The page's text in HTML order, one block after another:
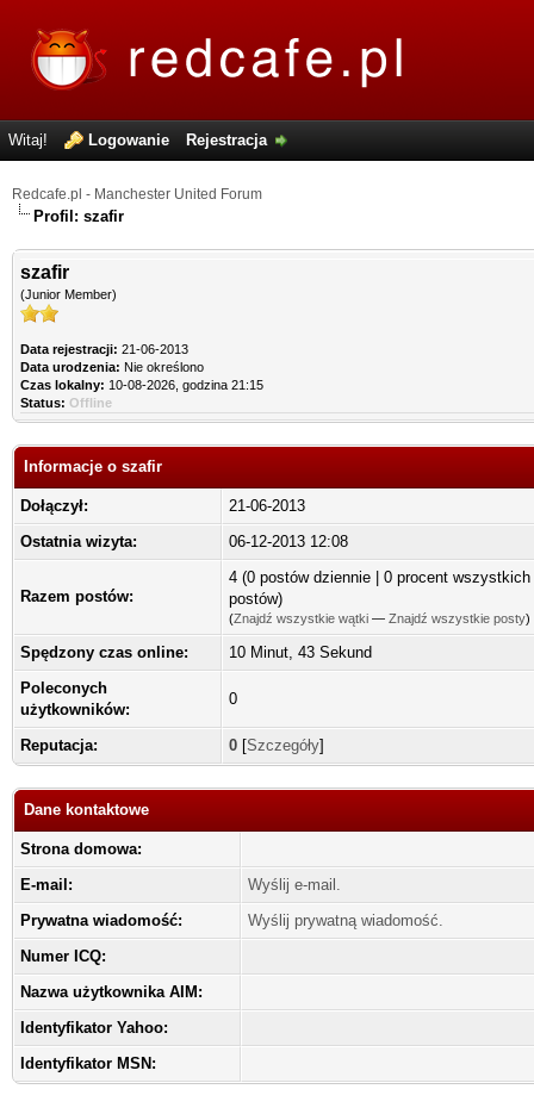
Witaj! Logowanie Rejestracja
Redcafe.pl - Manchester United Forum
Profil: szafir
szafir
(Junior Member)
Data rejestracji: 21-06-2013
Data urodzenia: Nie określono
Czas lokalny: 10-08-2026, godzina 21:15
Status: Offline
Informacje o szafir
Dołączył:
21-06-2013
Ostatnia wizyta:
06-12-2013 12:08
Razem postów:
4 (0 postów dziennie | 0 procent wszystkich
postów)
(Znajdź wszystkie wątki — Znajdź wszystkie posty)
Spędzony czas online:
10 Minut, 43 Sekund
Poleconych
użytkowników:
0
Reputacja: 0 [Szczegóły]
Dane kontaktowe
Strona domowa:
E-mail:
Wyślij e-mail.
Prywatna wiadomość:
Wyślij prywatną wiadomość.
Numer ICQ:
Nazwa użytkownika AIM:
Identyfikator Yahoo:
Identyfikator MSN: